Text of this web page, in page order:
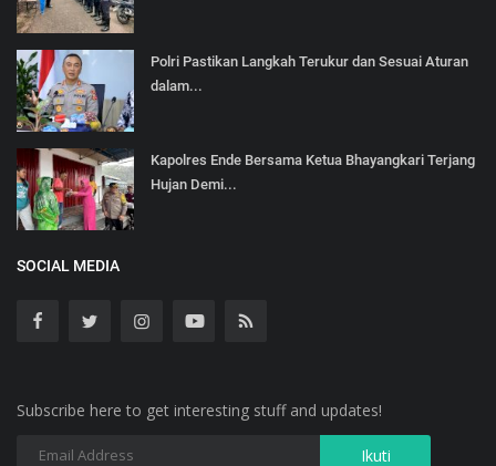
Polri Pastikan Langkah Terukur dan Sesuai Aturan
dalam...
Kapolres Ende Bersama Ketua Bhayangkari Terjang
Hujan Demi...
SOCIAL MEDIA
Subscribe here to get interesting stuff and updates!